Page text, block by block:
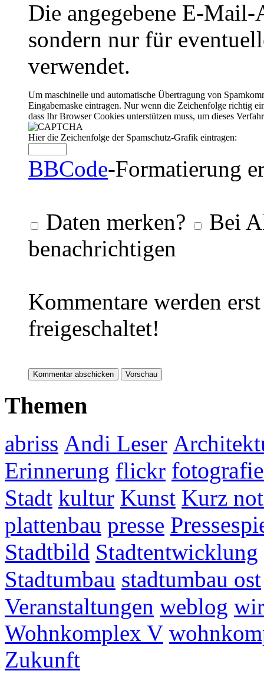
Die angegebene E-
sondern nur für
verwendet.
Um maschinelle und automatische Übertragung von
Eingabemaske eintragen. Nur wenn die Zeichenfolge richtig
dass Ihr Browser Cookies unterstützen muss, um dieses
Hier die Zeichenfolge der Spamschutz-Grafik eintragen:
BBCode-Formatierung
Daten merken?
Bei
benachrichtigen
Kommentare werden
freigeschaltet!
Themen
abriss Andi Leser
Erinnerung flickr fotografie
Stadt kultur Kunst Kurz
plattenbau presse
Stadtbild Stadtentwicklung
Stadtumbau stadtumbau ost
Veranstaltungen weblog
Wohnkomplex V
Zukunft